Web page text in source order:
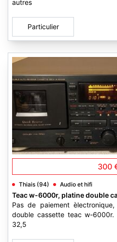
autres
Particulier
300
Thiais (94) Audio et hifi
Teac w-6000r, platine double
Pas de paiement
double cassette teac w-
32,5